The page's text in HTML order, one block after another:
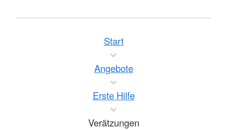
Start
Angebote
Erste Hilfe
Verätzungen